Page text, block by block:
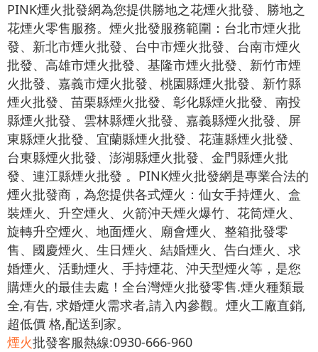
PINK煙火批發網為您提供勝地之花煙火批發、勝地之
花煙火零售服務。煙火批發服務範圍：台北市煙火批
發、新北市煙火批發、台中市煙火批發、台南市煙火
批發、高雄市煙火批發、基隆市煙火批發、新竹市煙
火批發、嘉義市煙火批發、桃園縣煙火批發、新竹縣
煙火批發、苗栗縣煙火批發、彰化縣煙火批發、南投
縣煙火批發、雲林縣煙火批發、嘉義縣煙火批發、屏
東縣煙火批發、宜蘭縣煙火批發、花蓮縣煙火批發、
台東縣煙火批發、澎湖縣煙火批發、金門縣煙火批
發、連江縣煙火批發 。PINK煙火批發網是專業合法的
煙火批發商，為您提供各式煙火：仙女手持煙火、盒
裝煙火、升空煙火、火箭沖天煙火爆竹、花筒煙火、
旋轉升空煙火、地面煙火、廟會煙火、整箱批發零
售、國慶煙火、生日煙火、結婚煙火、告白煙火、求
婚煙火、活動煙火、手持煙花、沖天型煙火等，是您
購煙火的最佳去處！全台灣煙火批發零售.煙火種類最
全,有告, 求婚煙火需求者,請入內參觀。煙火工廠直銷,
超低價 格,配送到家。
煙火批發客服熱線:0930-666-960